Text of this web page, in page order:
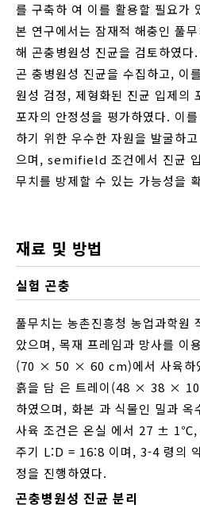
를 구축하 여 이를 활용할 필요가
본 연구에서는 잠재적 해충인 풀
해 곤충병원성 진균을 검토하였
곤 충병원성 진균을 수집하고, 이
원성 검정, 제형화된 진균 입제의
포자의 안정성을 평가하였다. 이
하기 위한 우수한 자원을 발굴하
으며, semifield 조건에서 진균
무치를 방제할 수 있는 가능성을
재료 및 방법
실험 곤충
풀무치는 농촌진흥청 농업과학원
았으며, 목재 프레임과 망사를 이
(70 × 50 × 60 cm)에서 사육하
흙을 담 은 트레이(48 × 38 × 10
하였으며, 화본 과 식물인 밀과 옥
사육 조건은 온실 에서 27 ±
주기 L:D = 16:8 이며, 3-4 령의
정을 진행하였다.
곤충병원성 진균 분리